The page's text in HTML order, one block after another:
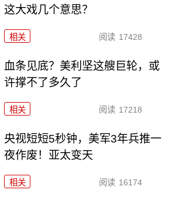
这大戏几个意思？
相关 阅读 17428
血条见底？美利坚这艘巨轮，或
许撑不了多久了
相关 阅读 17218
央视短短5秒钟，美军3年兵推一
夜作废！亚太变天
相关 阅读 16174